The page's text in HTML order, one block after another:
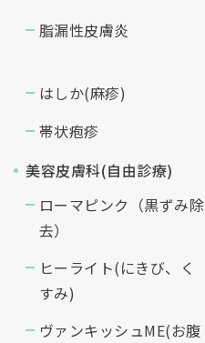
脂漏性皮膚炎
はしか(麻疹)
帯状疱疹
美容皮膚科(自由診療)
ローマピンク（黒ずみ除
去）
ヒーライト(にきび、く
すみ)
ヴァンキッシュME(お腹